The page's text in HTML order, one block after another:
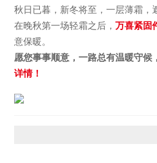
秋日已暮，新冬将至，一层薄霜，
在晚秋第一场轻霜之后，万喜紧固
意保暖。
愿您事事顺意，一路总有温暖守候
详情！